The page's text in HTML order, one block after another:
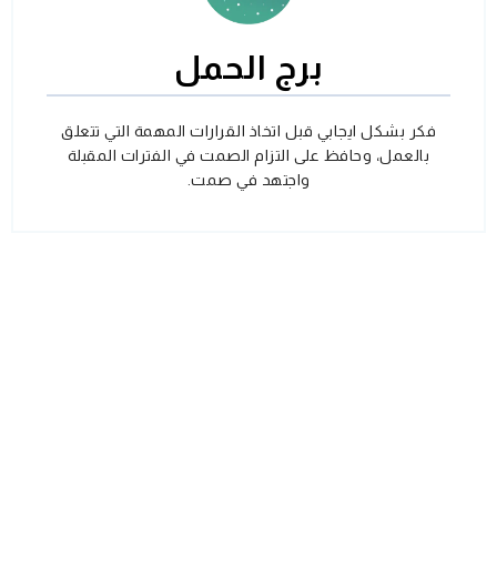
برج الحمل
فكر بشكل ايجابي قبل اتخاذ القرارات المهمة التي تتعلق
بالعمل، وحافظ على التزام الصمت في الفترات المقبلة
واجتهد في صمت.